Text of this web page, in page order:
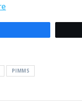
PIMMS